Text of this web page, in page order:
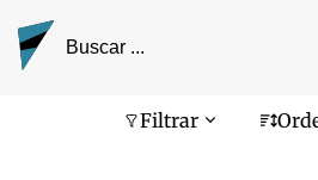
Filtrar
Pantalla de búsqueda